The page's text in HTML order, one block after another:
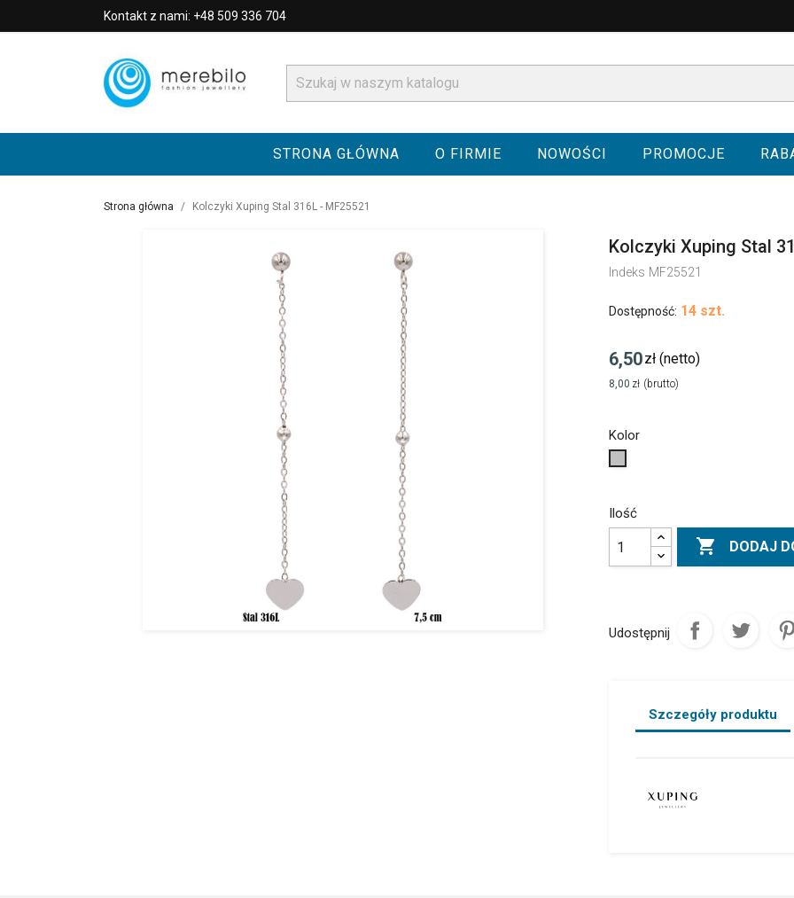
Kontakt z nami: +48 509 336 704
STRONA GŁÓWNA O FIRMIE NOWOŚCI PROMOCJE
Strona główna Kolczyki Xuping Stal 316L - MF25521
Kolczyki Xuping Stal
Indeks MF25521
Dostępność: 14 szt.
6,50zł (netto)
8,00 zł (brutto)
Kolor
Ilość
 DODAJ
Udostępnij
Szczegóły produktu